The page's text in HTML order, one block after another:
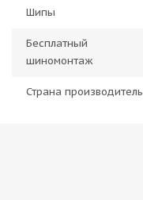
Шипы
Бесплатный
шиномонтаж
Страна производитель